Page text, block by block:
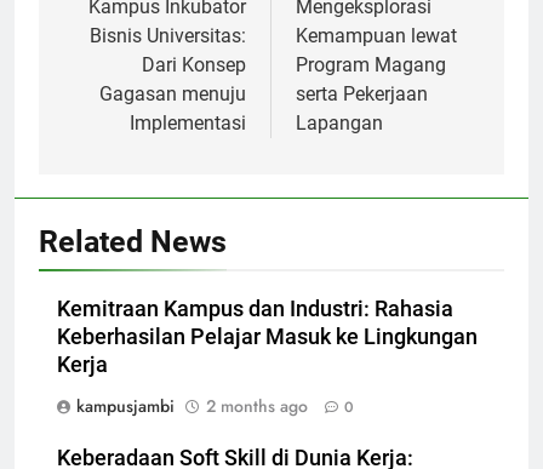
navigation
Kampus Inkubator
Bisnis Universitas:
Dari Konsep
Gagasan menuju
Implementasi
Mengeksplorasi
Kemampuan lewat
Program Magang
serta Pekerjaan
Lapangan
Related News
Kemitraan Kampus dan Industri: Rahasia
Keberhasilan Pelajar Masuk ke Lingkungan
Kerja
kampusjambi
2 months ago 0
Keberadaan Soft Skill di Dunia Kerja: